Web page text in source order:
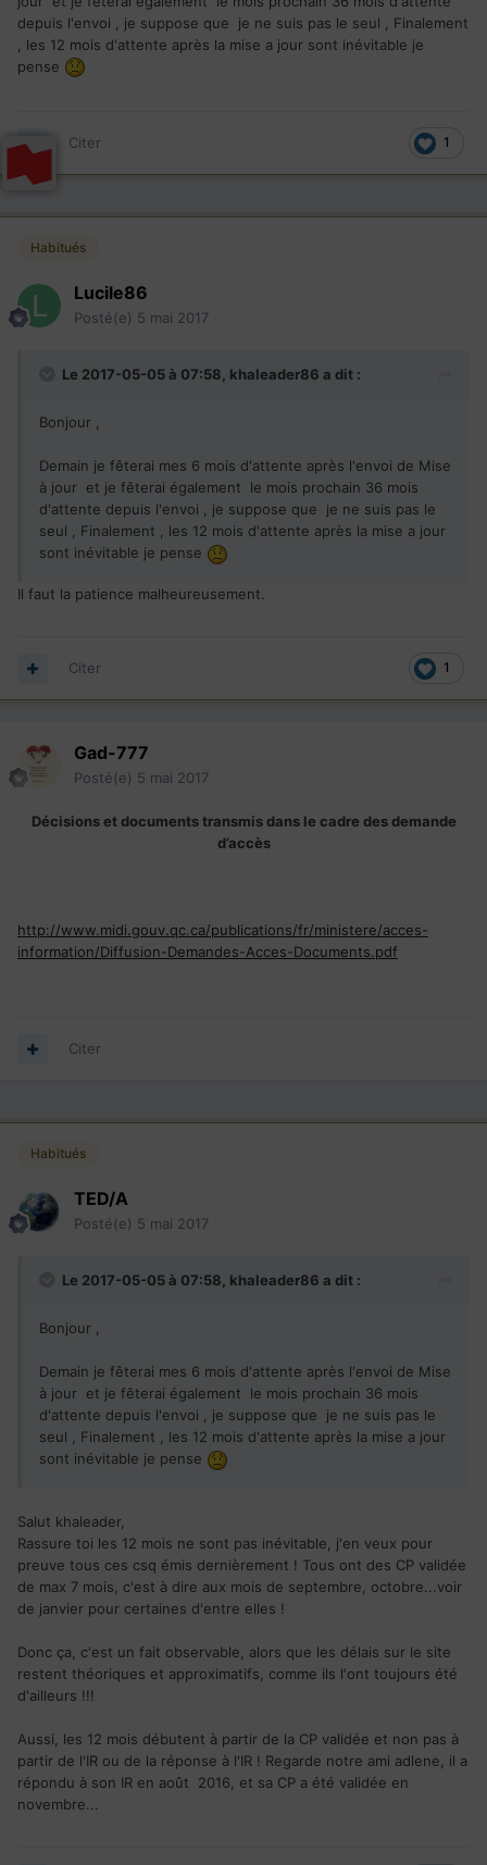
depuis l'envoi , je suppose que je ne suis pas le seul , Finalement
, les 12 mois d'attente après la mise a jour sont inévitable je
pense
1
Citer
Habitués
Lucile86
Posté(e) 5 mai 2017
Le 2017-05-05 à 07:58, khaleader86 a dit :
Bonjour ,
Demain je fêterai mes 6 mois d'attente après l'envoi de Mise
à jour et je fêterai également le mois prochain 36 mois
d'attente depuis l'envoi , je suppose que je ne suis pas le
seul , Finalement , les 12 mois d'attente après la mise a jour
sont inévitable je pense
Il faut la patience malheureusement.
1
Citer
Gad-777
Posté(e) 5 mai 2017
Décisions et documents transmis dans le cadre des demande
d’accès
http://www.midi.gouv.qc.ca/publications/fr/ministere/acces-
information/Diffusion-Demandes-Acces-Documents.pdf
Citer
Habitués
TED/A
Posté(e) 5 mai 2017
Le 2017-05-05 à 07:58, khaleader86 a dit :
Bonjour ,
Demain je fêterai mes 6 mois d'attente après l'envoi de Mise
à jour et je fêterai également le mois prochain 36 mois
d'attente depuis l'envoi , je suppose que je ne suis pas le
seul , Finalement , les 12 mois d'attente après la mise a jour
sont inévitable je pense
Salut khaleader,
Rassure toi les 12 mois ne sont pas inévitable, j'en veux pour
preuve tous ces csq émis dernièrement ! Tous ont des CP validée
de max 7 mois, c'est à dire aux mois de septembre, octobre...voir
de janvier pour certaines d'entre elles !
Donc ça, c'est un fait observable, alors que les délais sur le site
restent théoriques et approximatifs, comme ils l'ont toujours été
d'ailleurs !!!
Aussi, les 12 mois débutent à partir de la CP validée et non pas à
partir de l'IR ou de la réponse à l'IR ! Regarde notre ami adlene, il a
répondu à son IR en août 2016, et sa CP a été validée en
novembre...